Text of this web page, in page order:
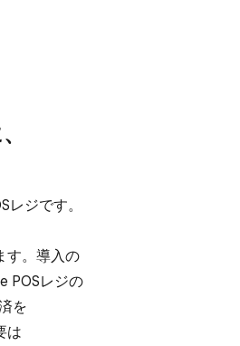
ジです。​
す。​導入の​
POSレジの​
を​
は​